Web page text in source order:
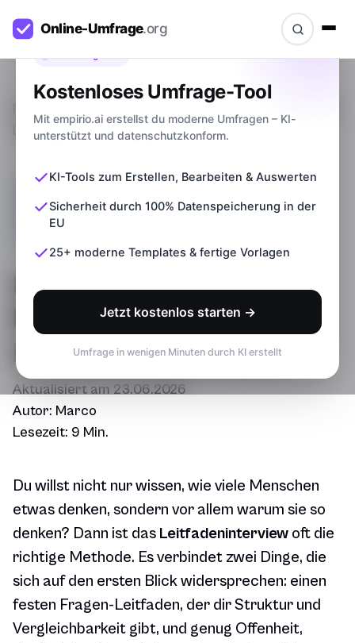
Kostenloses Umfrage-Tool
Mit empirio.ai erstellst du moderne Umfragen – KI-
unterstützt und datenschutzkonform.
KI-Tools zum Erstellen, Bearbeiten & Auswerten
Sicherheit durch 100% Datenspeicherung in der
EU
25+ moderne Templates & fertige Vorlagen
Jetzt kostenlos starten →
Umfrage in wenigen Minuten durch KI erstellt
Leitfaden mit Beispiel
Leitfadeninterview:
Definition, Aufbau &
Leitfaden mit Beispiel
Aktualisiert am 23.06.2026
Autor: Marco
Lesezeit: 9 Min.
Du willst nicht nur wissen, wie viele Menschen
etwas denken, sondern vor allem warum sie so
denken? Dann ist das Leitfadeninterview oft die
richtige Methode. Es verbindet zwei Dinge, die
sich auf den ersten Blick widersprechen: einen
festen Fragen-Leitfaden, der dir Struktur und
Vergleichbarkeit gibt, und genug Offenheit,